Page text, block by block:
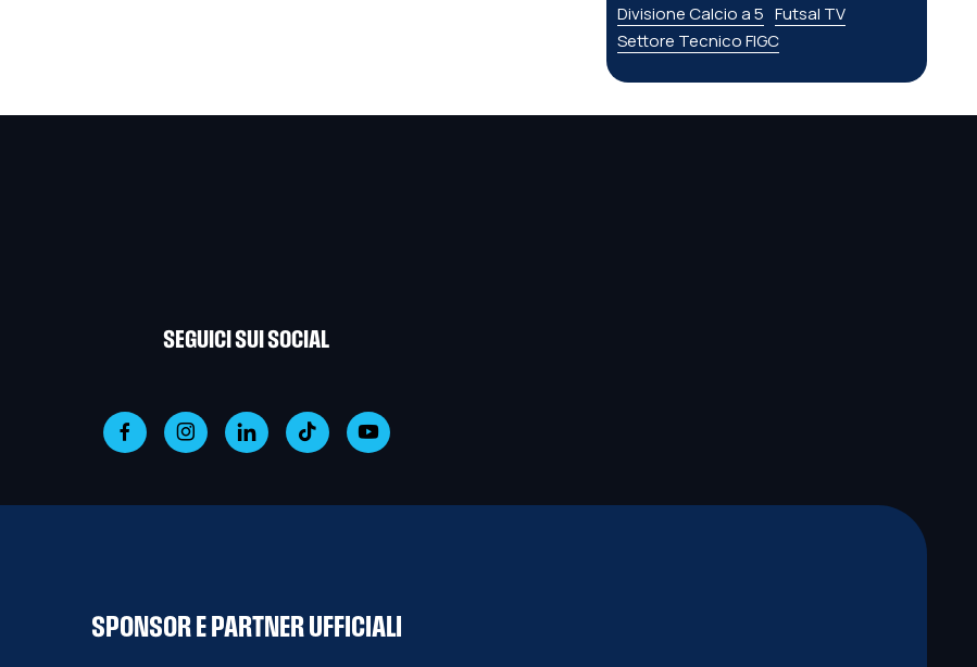
Divisione Calcio a 5 Futsal TV
Settore Tecnico FIGC
SEGUICI SUI SOCIAL
SPONSOR E PARTNER UFFICIALI